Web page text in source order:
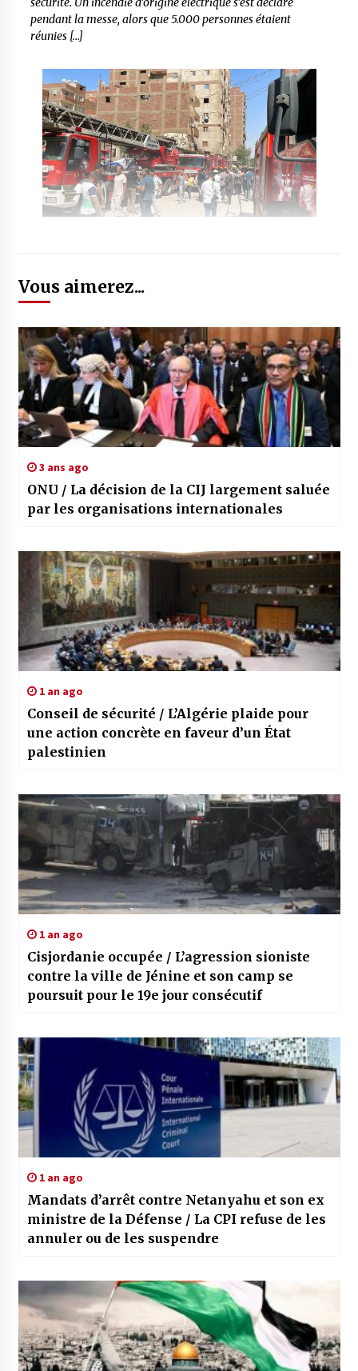
pendant la messe, alors que 5.000 personnes étaient
réunies […]
Vous aimerez...
3 ans ago
ONU / La décision de la CIJ largement saluée
par les organisations internationales
1 an ago
Conseil de sécurité / L’Algérie plaide pour
une action concrète en faveur d’un État
palestinien
1 an ago
Cisjordanie occupée / L’agression sioniste
contre la ville de Jénine et son camp se
poursuit pour le 19e jour consécutif
1 an ago
Mandats d’arrêt contre Netanyahu et son ex
ministre de la Défense / La CPI refuse de les
annuler ou de les suspendre